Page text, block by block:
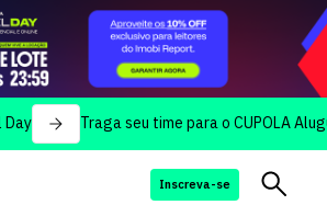
Traga seu time para o CUPOLA Aluguel Day
Inscreva-se